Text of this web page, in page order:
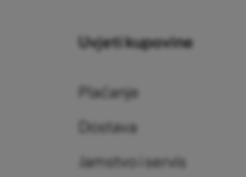
Uvjeti kupovine
Plaćanje
Dostava
Jamstvo i servis